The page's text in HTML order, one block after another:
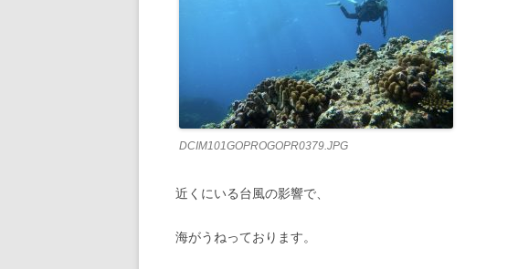
DCIM101GOPROGOPR0379.JPG
近くにいる台風の影響で、
海がうねっております。